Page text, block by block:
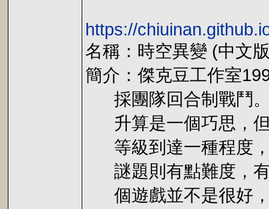
https://
名稱：時空異變 (中文
簡介：傑克豆工作室
採團隊回合制戰鬥。
升算是一個巧思，但
等級到達一種程度，
謎題則有點難度，有
個遊戲並不是很好，